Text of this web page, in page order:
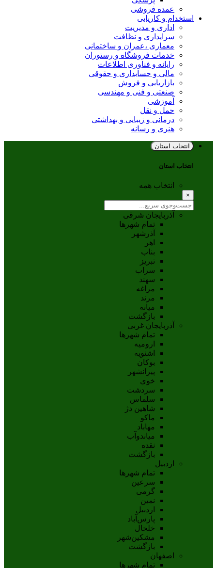
عمده فروشی
استخدام و کاریابی
اداری و مدیریت
سرایداری و نظافت
معماری ،عمران و ساختمانی
خدمات فروشگاه و رستوران
رایانه و فناوری اطلاعات
مالی و حسابداری و حقوقی
بازاریابی و فروش
صنعتی و فنی و مهندسی
آموزشی
حمل و نقل
درمانی و زیبایی و بهداشتی
هنری و رسانه
انتخاب استان
انتخاب استان
انتخاب همه
×
آذربایجان شرقی
تمام شهر‌ها
آذرشهر
اهر
بناب
تبريز
سراب
سهند
مراغه
مرند
ميانه
بازگشت
آذربایجان غربی
تمام شهر‌ها
اروميه
اشنويه
بوکان
پيرانشهر
خوي
سردشت
سلماس
شاهين دژ
ماکو
مهاباد
مياندوآب
نقده
بازگشت
اردبیل
تمام شهر‌ها
سرعین
گرمی
نمین
اردبيل
پارس‌آباد
خلخال
مشکين‌شهر
بازگشت
اصفهان
تمام شهر‌ها